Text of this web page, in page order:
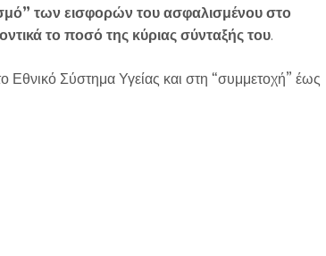
των εισφορών του ασφαλισμένου στο
το ποσό της κύριας σύνταξής του.
Σύστημα Υγείας και στη “συμμετοχή” έως